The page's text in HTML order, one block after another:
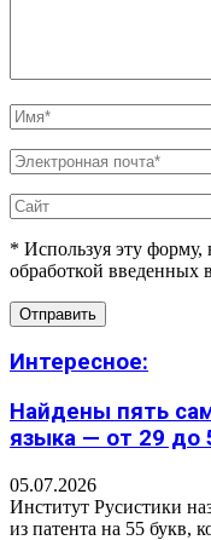
* Используя эту форму,
обработкой введенных
Интересное:
Найдены пять
языка — от 29 до
05.07.2026
Институт Русистики
из патента на 55 букв,